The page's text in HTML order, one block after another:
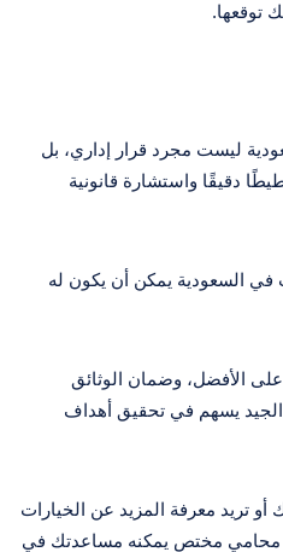
توقعها.
ليست مجرد قرار إداري، بل
دقيقًا واستشارة قانونية
السعودية يمكن أن يكون له
الأفضل، وضمان الوثائق
الجيد يسهم في تحقيق أهداف
تريد معرفة المزيد عن الخيارات
محامي مختص يمكنه مساعدتك في